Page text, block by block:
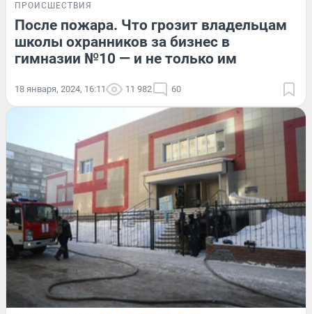
ПРОИСШЕСТВИЯ
После пожара. Что грозит владельцам
школы охранников за бизнес в
гимназии №10 — и не только им
18 января, 2024, 16:11 11 982 60